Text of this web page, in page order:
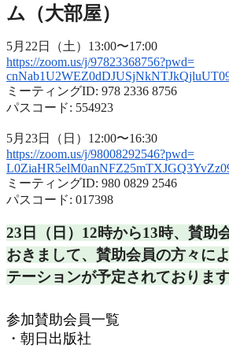
ム（大部屋）
5月22日（土）13:00〜17:00
https://zoom.us/j/97823368756?pwd=
cnNab1U2WEZ0dDJUSjNkNTJkQjluUT
ミーティングID: 978 2336 8756
パスコード: 554923
5月23日（日）12:00〜16:30
https://zoom.us/j/98008292546?pwd=
L0ZiaHR5elM0anNFZ25mTXJGQ3YvZz
ミーティングID: 980 0829 2546
パスコード: 017398
23日（日）12時から13時、 賛助
おきまして、 賛助会員の方々に
テーションが予定されておりま
参加賛助会員一覧
・朝日出版社